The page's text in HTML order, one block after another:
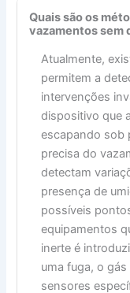
Quais são os
vazamentos sem
Atualmente,
permitem a
intervenções
dispositivo que
escapando sob
precisa do
detectam
presença de
possíveis
equipamentos
inerte é
uma fuga, o
sensores